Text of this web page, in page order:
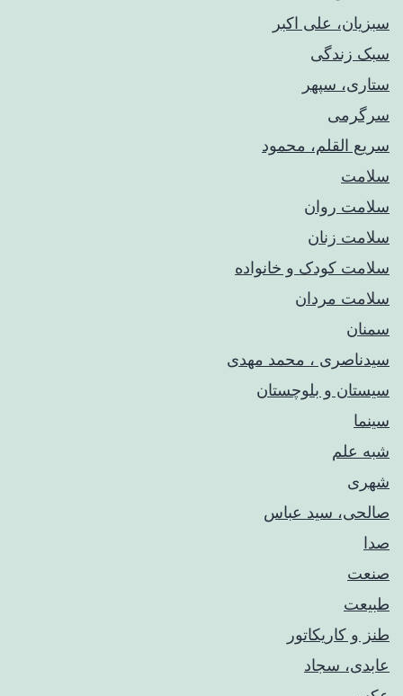
سبزیان، علی اکبر
سبک زندگی
ستاری، سپهر
سرگرمی
سریع القلم، محمود
سلامت
سلامت روان
سلامت زنان
سلامت کودک‌ و خانواده
سلامت مردان
سمنان
سیدناصری ، محمد مهدی
سیستان و بلوچستان
سینما
شبه علم
شهری
صالحی، سید عباس
صدا
صنعت
طبیعت
طنز و کاریکاتور
عابدی، سجاد